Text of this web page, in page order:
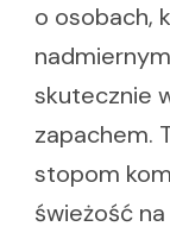
o osobach,
skutecznie
zapachem.
stopom
świeżość na